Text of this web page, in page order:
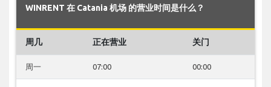
WINRENT 在 Catania 机场 的营业时间是什么？
周几 正在营业 关门
周一 07:00 00:00